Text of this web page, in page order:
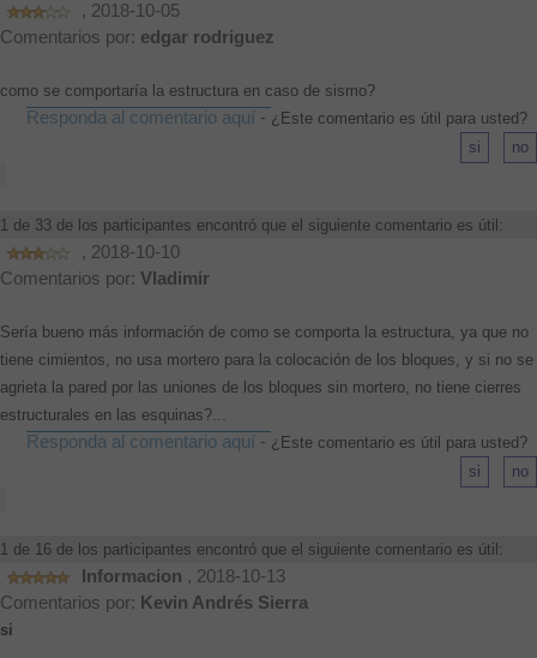
, 2018-10-05
Comentarios por: edgar rodriguez
como se comportaría la estructura en caso de sismo?
Responda al comentario aquí - ¿Este comentario es útil para usted?
1 de 33 de los participantes encontró que el siguiente comentario es útil:
, 2018-10-10
Comentarios por: Vladimir
Sería bueno más información de como se comporta la estructura, ya que no
tiene cimientos, no usa mortero para la colocación de los bloques, y si no se
agrieta la pared por las uniones de los bloques sin mortero, no tiene cierres
estructurales en las esquinas?...
Responda al comentario aquí - ¿Este comentario es útil para usted?
1 de 16 de los participantes encontró que el siguiente comentario es útil:
Informacion , 2018-10-13
Comentarios por: Kevin Andrés Sierra
si